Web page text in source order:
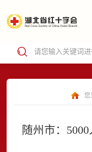
您
随州市：